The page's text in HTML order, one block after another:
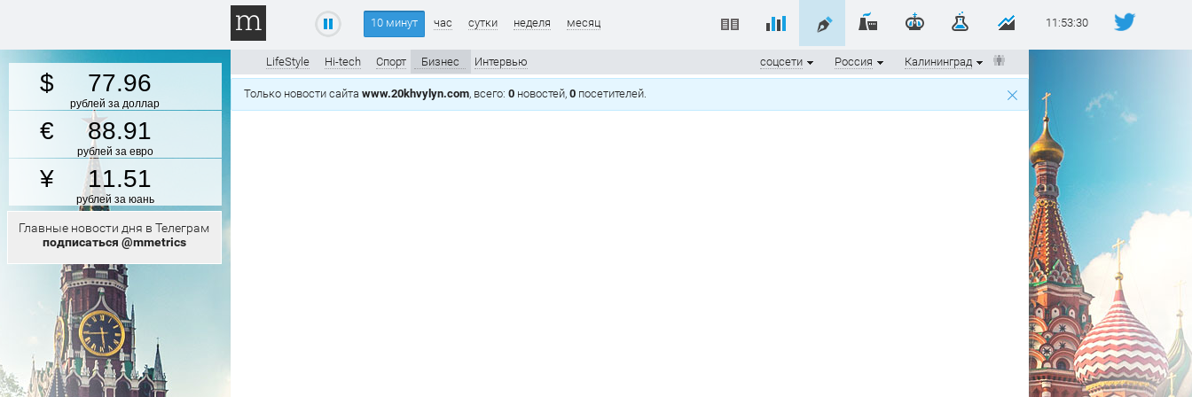
77.96
рублей за доллар
88.91
рублей за евро
11.51
рублей за юань
Главные новости дня в Телеграм
подписаться @mmetrics
11:53:30
10 минут час сутки неделя месяц
LifeStyle Hi-tech Спорт Бизнес Интервью Калининград
Россия
соцсети
Только новости сайта www.20khvylyn.com, всего: 0 новостей, 0 посетителей.